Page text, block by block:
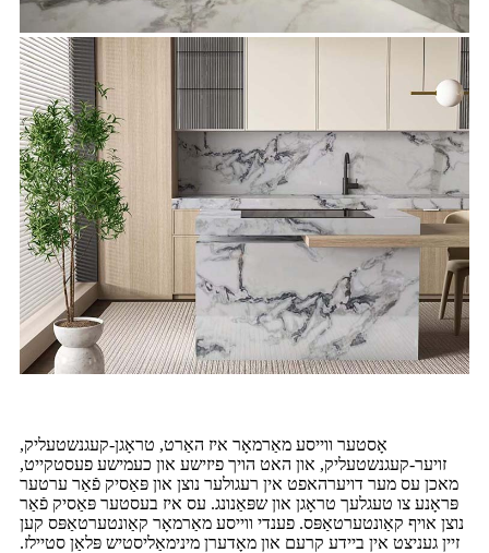
אָסטער ווייסע מאַרמאָר איז האַרט, טראָגן-קעגנשטעליק,
זויער-קעגנשטעליק, און האט הויך פיזישע און כעמישע פעסטקייט,
מאכן עס מער דויערהאפט אין רעגולער נוצן און פּאַסיק פֿאַר ערטער
פּראָנע צו טעגלעך טראָגן און שפּאַנונג. עס איז בעסטער פּאַסיק פֿאַר
נוצן אויף קאַונטערטאַפּס. פענדי ווייסע מאַרמאָר קאַונטערטאַפּס קען
זיין געניצט אין ביידע קרעם און מאָדערן מינימאַליסטיש פּלאַן סטיילז.